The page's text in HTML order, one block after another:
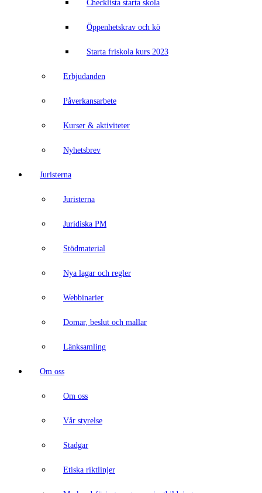
Checklista starta skola
Öppenhetskrav och kö
Starta friskola kurs 2023
Erbjudanden
Påverkansarbete
Kurser & aktiviteter
Nyhetsbrev
Juristerna
Juristerna
Juridiska PM
Stödmaterial
Nya lagar och regler
Webbinarier
Domar, beslut och mallar
Länksamling
Om oss
Om oss
Vår styrelse
Stadgar
Etiska riktlinjer